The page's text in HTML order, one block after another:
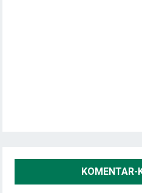
KOMENTAR-